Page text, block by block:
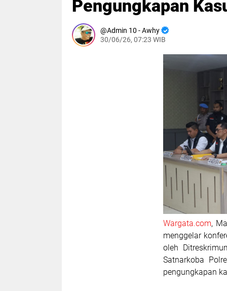
Pengungkapan
Admin 10 - Awhy
30/06/26, 07:23 WIB
Wargata.com,
menggelar
oleh
Satnarkoba
pengungkapan